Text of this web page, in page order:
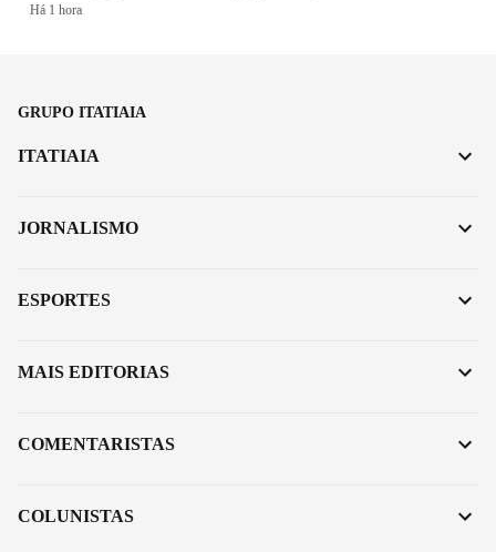
Há 1 hora
GRUPO ITATIAIA
ITATIAIA
JORNALISMO
ESPORTES
MAIS EDITORIAS
COMENTARISTAS
COLUNISTAS